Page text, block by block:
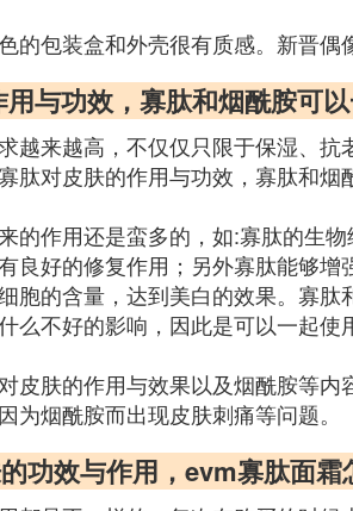
的包装盒和外壳很有质感。新晋偶
与功效，寡肽和烟酰胺可
越来越高，不仅仅只限于保湿、
肽对皮肤的作用与功效，寡肽和烟
的作用还是蛮多的，如:寡肽的生
良好的修复作用；另外寡肽能够
胞的含量，达到美白的效果。寡
么不好的影响，因此是可以一起使
皮肤的作用与效果以及烟酰胺等
为烟酰胺而出现皮肤刺痛等问题。
功效与作用，evm寡肽面霜